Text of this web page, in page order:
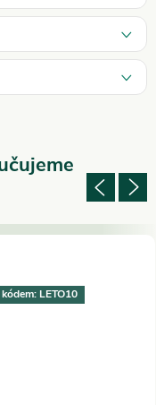
LETO10